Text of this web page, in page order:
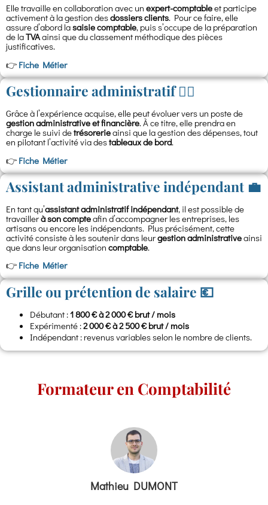
Elle travaille en collaboration avec un expert-comptableet participe
activement à la gestion desdossiers clients. Pour ce faire, elle
assure d’abord lasaisie comptable, puis s’occupe de la préparation
de laTVAainsi que du classement méthodique des pièces
justificatives.
👉 Fiche Métier
Gestionnaire administratif 🙋‍♂️
Grâce à l’expérience acquise, elle peut évoluer vers un poste de
gestion administrative et financière. À ce titre, elle prendra en
charge le suivi detrésorerieainsi que la gestion des dépenses, tout
en pilotant l’activité via destableaux de bord.
👉 Fiche Métier
Assistant administrative indépendant 💼
En tant qu’assistant administratif indépendant, il est possible de
travaillerà son compteafin d’accompagner les entreprises, les
artisans ou encore les indépendants. Plus précisément, cette
activité consiste à les soutenir dans leurgestion administrativeainsi
que dans leur organisation comptable.
👉 Fiche Métier
Grille ou prétention de salaire 💶
Débutant :1 800 € à 2 000 € brut / mois
Expérimenté :2 000 € à 2 500 € brut / mois
Indépendant : revenus variables selon le nombre de clients.
Formateur en Comptabilité
Mathieu DUMONT